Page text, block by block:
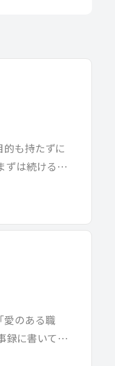
的も持たずに
ずは続けるこ
愛のある職
録に書いてあ